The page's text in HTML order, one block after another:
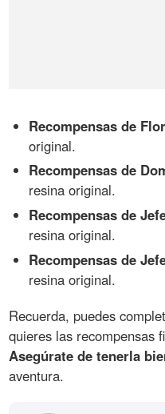
Recompensas de
original.
Recompensas de
resina original.
Recompensas de
resina original.
Recompensas de
resina original.
Recuerda, puedes
quieres las recompensas
Asegúrate de tenerla
aventura.